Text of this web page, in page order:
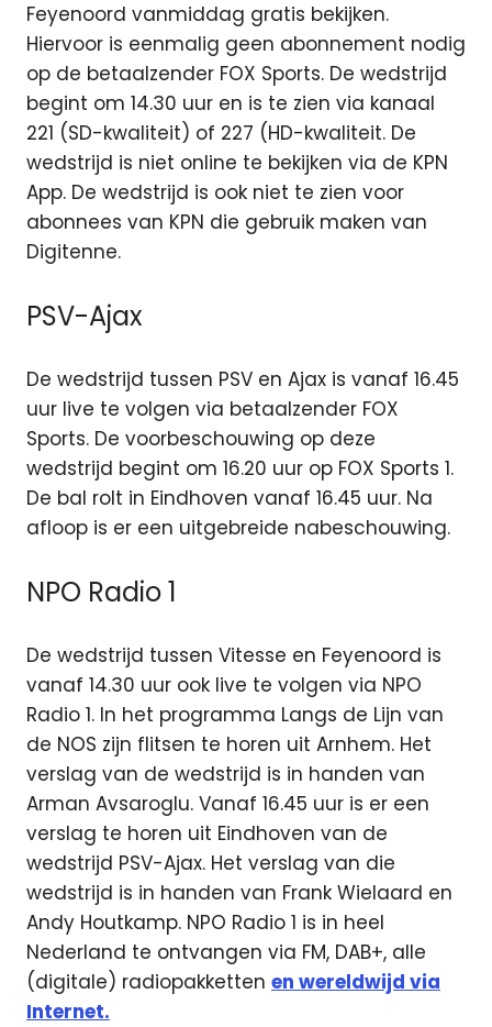
Feyenoord vanmiddag gratis bekijken.
Hiervoor is eenmalig geen abonnement nodig
op de betaalzender FOX Sports. De wedstrijd
begint om 14.30 uur en is te zien via kanaal
221 (SD-kwaliteit) of 227 (HD-kwaliteit. De
wedstrijd is niet online te bekijken via de KPN
App. De wedstrijd is ook niet te zien voor
abonnees van KPN die gebruik maken van
Digitenne.
PSV-Ajax
De wedstrijd tussen PSV en Ajax is vanaf 16.45
uur live te volgen via betaalzender FOX
Sports. De voorbeschouwing op deze
wedstrijd begint om 16.20 uur op FOX Sports 1.
De bal rolt in Eindhoven vanaf 16.45 uur. Na
afloop is er een uitgebreide nabeschouwing.
NPO Radio 1
De wedstrijd tussen Vitesse en Feyenoord is
vanaf 14.30 uur ook live te volgen via NPO
Radio 1. In het programma Langs de Lijn van
de NOS zijn flitsen te horen uit Arnhem. Het
verslag van de wedstrijd is in handen van
Arman Avsaroglu. Vanaf 16.45 uur is er een
verslag te horen uit Eindhoven van de
wedstrijd PSV-Ajax. Het verslag van die
wedstrijd is in handen van Frank Wielaard en
Andy Houtkamp. NPO Radio 1 is in heel
Nederland te ontvangen via FM, DAB+, alle
(digitale) radiopakketten en wereldwijd via
Internet.